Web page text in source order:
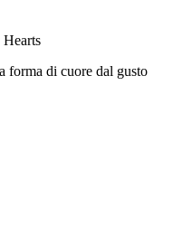
forma di cuore dal gusto